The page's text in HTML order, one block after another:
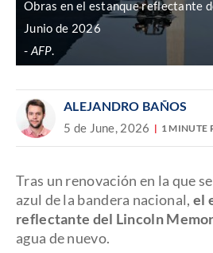
Obras en el estanque reflectante
Junio de 2026
AFP.
ALEJANDRO BAÑOS
5 de June, 2026 1 MINUTE
Tras un renovación en la que
azul de la bandera nacional, el
reflectante del Lincoln
agua de nuevo.